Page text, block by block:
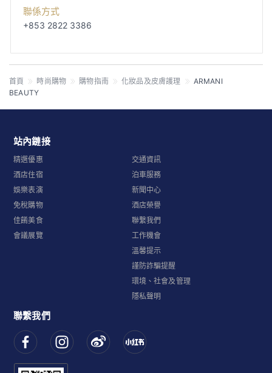
聯係方式
+853 2822 3386
首頁 時尚購物 購物指南 化妝品及皮膚護理
ARMANI
BEAUTY
站內鏈接
精選優惠
酒店住宿
娛樂表演
免稅購物
佳餚美食
會議展覽
交通資訊
泊車服務
新聞中心
酒店榮譽
聯繫我們
工作機會
溫馨提示
謹防詐騙提醒
環境、社會及管理
隱私聲明
聯繫我們